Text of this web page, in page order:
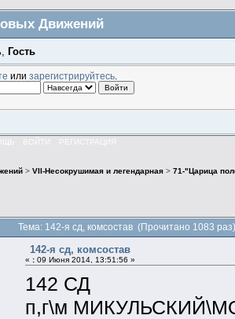
Движений
Гость
или зарегистрируйтесь.
ВОЙТИ РЕГИСТРАЦИЯ
> VII-Несокрушимая и легендарная> 71-"Царица
Тема: 142-я сд, комсостав (Прочитано 1083
142-я сд, комсостав
« :09 Июня 2014, 13:51:56 »
142 СД
п,г\м